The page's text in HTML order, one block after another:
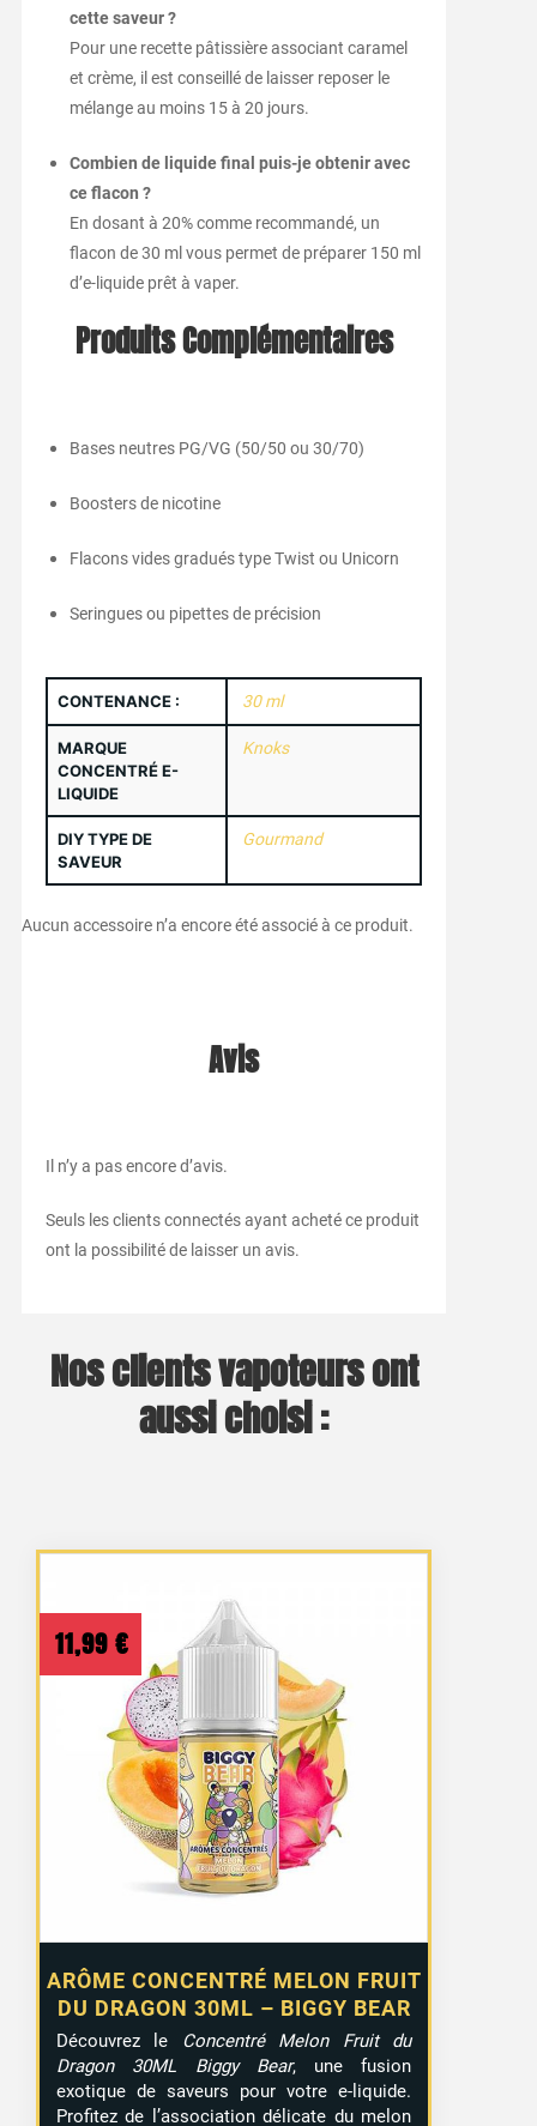
cette saveur ?
Pour une recette pâtissière associant caramel
et crème, il est conseillé de laisser reposer le
mélange au moins 15 à 20 jours.
Combien de liquide final puis-je obtenir avec
ce flacon ?
En dosant à 20% comme recommandé, un
flacon de 30 ml vous permet de préparer 150 ml
d’e-liquide prêt à vaper.
Produits Complémentaires
Bases neutres PG/VG (50/50 ou 30/70)
Boosters de nicotine
Flacons vides gradués type Twist ou Unicorn
Seringues ou pipettes de précision
CONTENANCE : 30 ml
MARQUE
CONCENTRÉ E-
LIQUIDE
Knoks
DIY TYPE DE
SAVEUR
Gourmand
Aucun accessoire n’a encore été associé à ce produit.
Avis
Il n’y a pas encore d’avis.
Seuls les clients connectés ayant acheté ce produit
ont la possibilité de laisser un avis.
Nos clients vapoteurs ont
aussi choisi :
ARÔME CONCENTRÉ MELON FRUIT
DU DRAGON 30ML – BIGGY BEAR
11,99 €
Découvrez le Concentré Melon Fruit du
Dragon 30ML Biggy Bear, une fusion
exotique de saveurs pour votre e-liquide.
Profitez de l’association délicate du melon